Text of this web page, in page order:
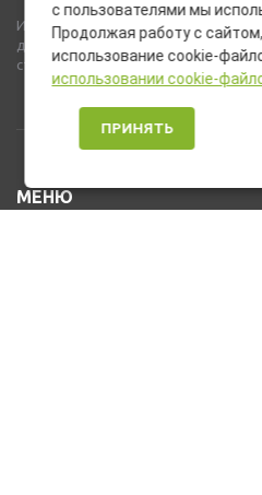
Используемые на сайте
дополнительное оборудование и
стандартную комплектацию
МЕНЮ
с пользователями мы
Продолжая работу с
использование cookie-
использовании cookie-
ПРИНЯТЬ